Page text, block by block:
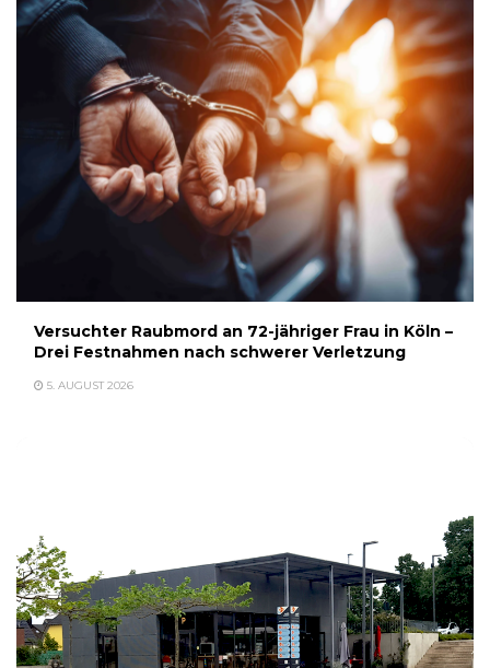
Versuchter Raubmord an 72-jähriger Frau in Köln –
Drei Festnahmen nach schwerer Verletzung
5. AUGUST 2026